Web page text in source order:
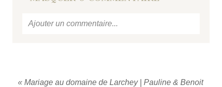
Ajouter un commentaire...
« Mariage au domaine de Larchey | Pauline & Benoit